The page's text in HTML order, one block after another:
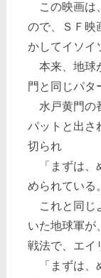
この映画は
ので、ＳＦ映
かしてイソイ
本来、地球
門と同じパタ
水戸黄門の
パットと出さ
切られ
「まずは、
められている。
これと同じ
いた地球軍が
戦法で、エイ
「まずは、